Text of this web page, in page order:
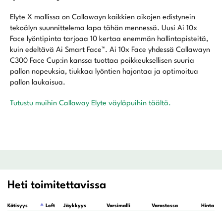
Elyte X mallissa on Callawayn kaikkien aikojen edistynein
tekoälyn suunnittelema lapa tähän mennessä. Uusi Ai 10x
Face lyöntipinta tarjoaa 10 kertaa enemmän hallintapisteitä,
kuin edeltävä Ai Smart Face™. Ai 10x Face yhdessä Callawayn
C300 Face Cup:in kanssa tuottaa poikkeuksellisen suuria
pallon nopeuksia, tiukkaa lyöntien hajontaa ja optimoitua
pallon laukaisua.
Tutustu muihin Callaway Elyte väyläpuihin täältä.
Heti toimitettavissa
Kätisyys Loft Jäykkyys Varsimalli Varastossa Hinta